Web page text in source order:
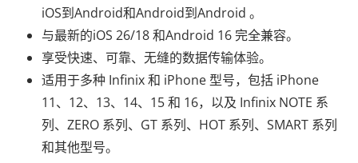
iOS到Android和Android到Android 。
与最新的iOS 26/18 和Android 16 完全兼容。
享受快速、可靠、无缝的数据传输体验。
适用于多种 Infinix 和 iPhone 型号，包括 iPhone
11、12、13、14、15 和 16，以及 Infinix NOTE 系
列、ZERO 系列、GT 系列、HOT 系列、SMART 系列
和其他型号。